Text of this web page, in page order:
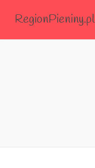
RegionPieniny.pl